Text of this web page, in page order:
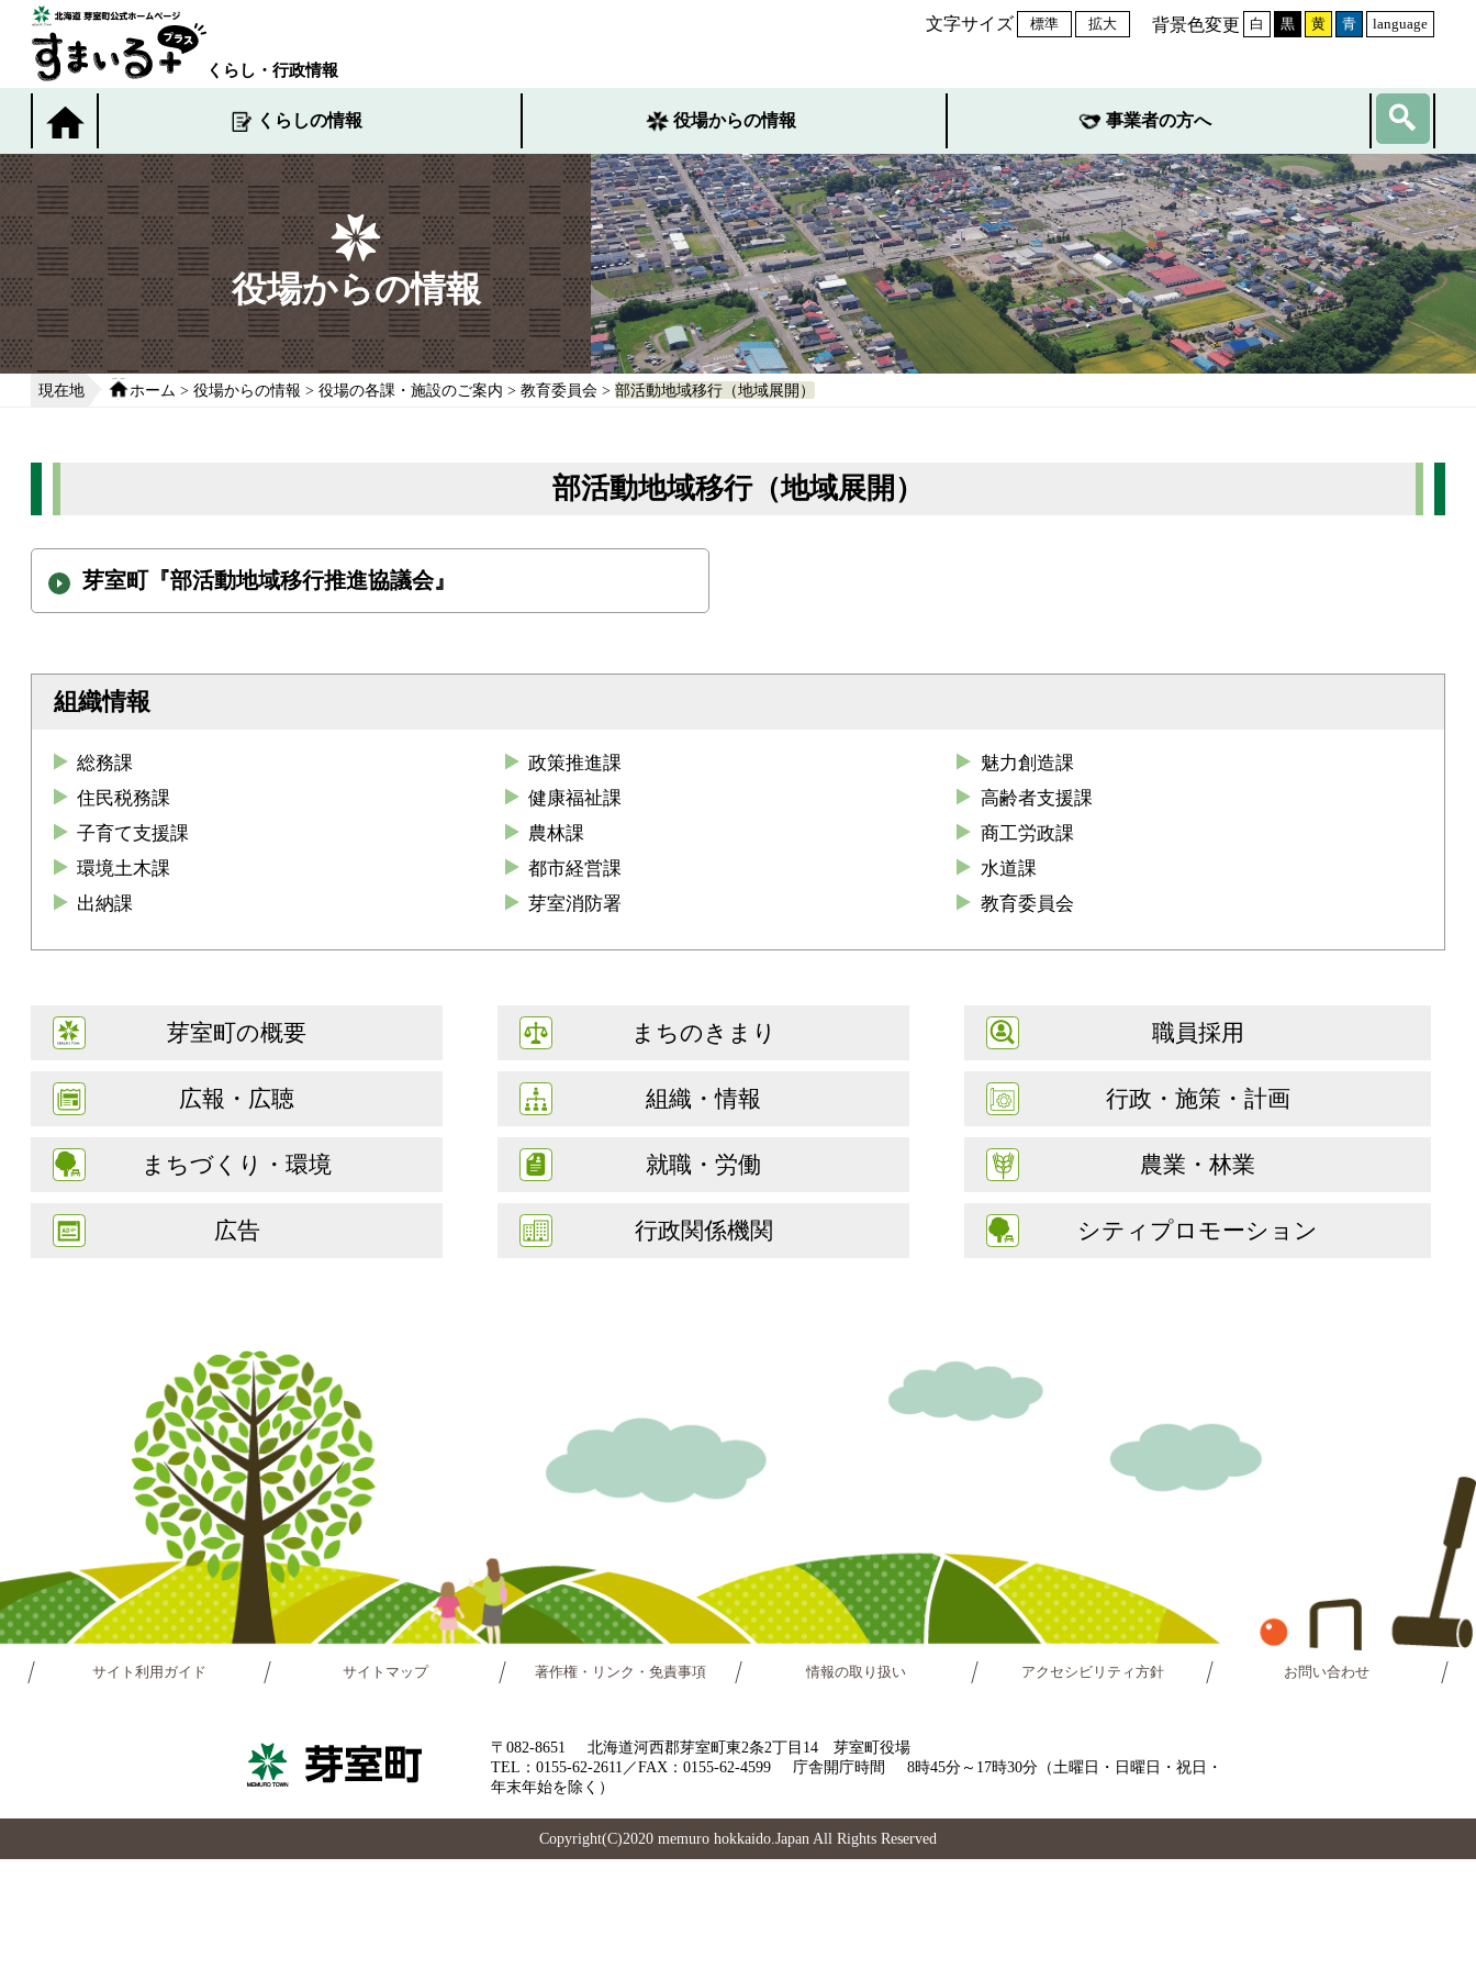
くらし・行政情報
文字サイズ 標準 拡大 背景色変更 白 黒 黄 青 language
くらしの情報 役場からの情報 事業者の方へ
役場からの情報
現在地 ホーム > 役場からの情報 > 役場の各課・施設のご案内 > 教育委員会 > 部活動地域移行（地域展開）
部活動地域移行（地域展開）
芽室町『部活動地域移行推進協議会』
組織情報
総務課 政策推進課
魅力創造課
住民税務課
健康福祉課
高齢者支援課
子育て支援課
農林課
商工労政課
環境土木課
都市経営課
水道課
出納課
芽室消防署 教育委員会
芽室町の概要 まちのきまり 職員採用
広報・広聴 組織・情報 行政・施策・計画
まちづくり・環境 就職・労働 農業・林業
広告 行政関係機関 シティプロモーション
サイト利用ガイド サイトマップ 著作権・リンク・免責事項 情報の取り扱い アクセシビリティ方針 お問い合わせ
〒082-8651
北海道河西郡芽室町東2条2丁目14 芽室町役場
TEL：0155-62-2611／FAX：0155-62-4599
庁舎開庁時間
8時45分～17時30分（土曜日・日曜日・祝日・
年末年始を除く）
Copyright(C)2020 memuro hokkaido.Japan All Rights Reserved